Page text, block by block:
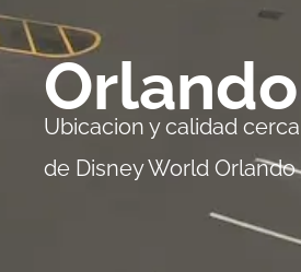
Orlando
Ubicacion y calidad
de Disney World Orlando